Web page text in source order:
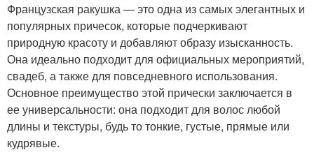
Французская ракушка — это одна из самых элегантных и
популярных причесок, которые подчеркивают
природную красоту и добавляют образу изысканность.
Она идеально подходит для официальных мероприятий,
свадеб, а также для повседневного использования.
Основное преимущество этой прически заключается в
ее универсальности: она подходит для волос любой
длины и текстуры, будь то тонкие, густые, прямые или
кудрявые.